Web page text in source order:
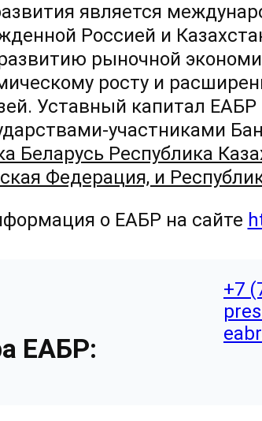
является
Россией и
рыночной
росту и
Уставный капитал
участниками
Беларусь Республика
Федерация, и
о ЕАБР на сайте
ЕАБР:
+7